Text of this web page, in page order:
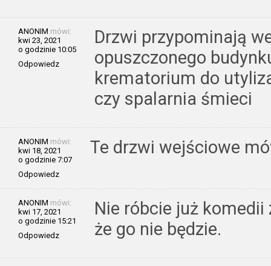
ANONIM mówi:
kwi 23, 2021
o godzinie 10:05
Odpowiedz
Drzwi przypominają
opuszczonego
krematorium do
czy spalarnia śmieci
ANONIM mówi:
kwi 18, 2021
o godzinie 7:07
Odpowiedz
Te drzwi wejściowe
ANONIM mówi:
kwi 17, 2021
o godzinie 15:21
Odpowiedz
Nie róbcie już
że go nie będzie.